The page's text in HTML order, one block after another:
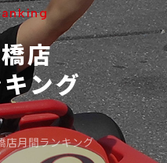
店
ング
店月間ランキング